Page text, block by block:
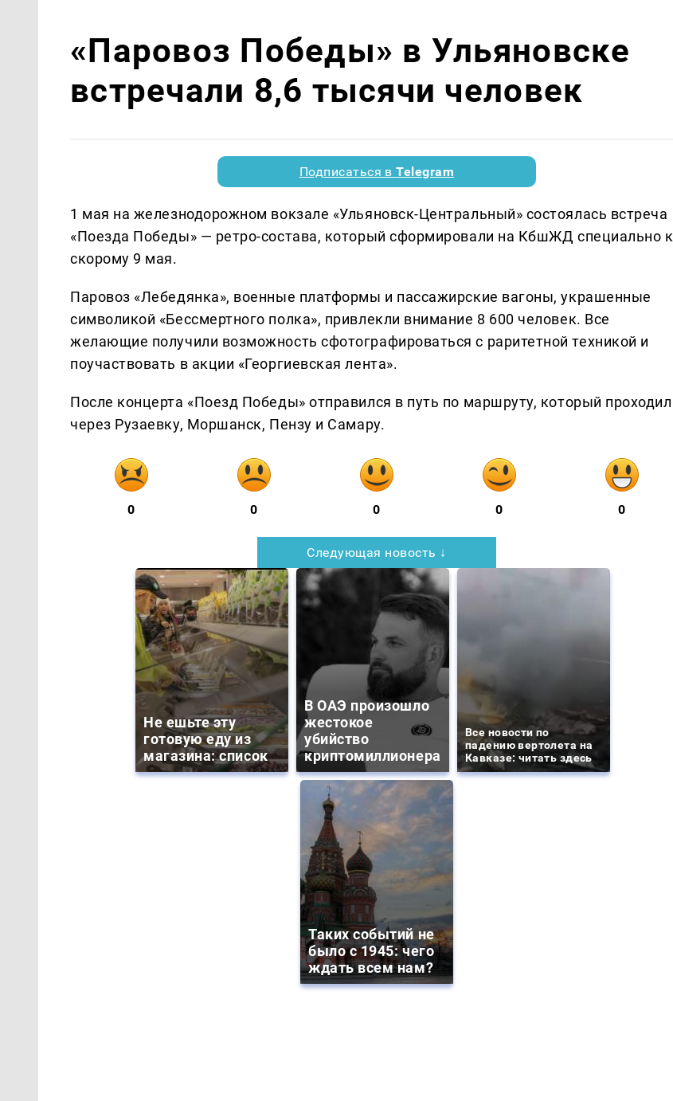
«Паровоз Победы» в Ульяновске
встречали 8,6 тысячи человек
Подписаться вTelegram
1 мая на железнодорожном вокзале «Ульяновск-Центральный» состоялась встреча
«Поезда Победы» — ретро-состава, который сформировали на КбшЖД специально к
скорому 9 мая.
Паровоз «Лебедянка», военные платформы и пассажирские вагоны, украшенные
символикой «Бессмертного полка», привлекли внимание 8 600 человек. Все
желающие получили возможность сфотографироваться с раритетной техникой и
поучаствовать в акции «Георгиевская лента».
После концерта «Поезд Победы» отправился в путь по маршруту, который проходил
через Рузаевку, Моршанск, Пензу и Самару.
0 0 0 0 0
Следующая новость ↓
Не ешьте эту
готовую еду из
магазина: список
В ОАЭ произошло
жестокое
убийство
криптомиллионера
Все новости по
падению вертолета на
Кавказе: читать здесь
Таких событий не
было с 1945: чего
ждать всем нам?